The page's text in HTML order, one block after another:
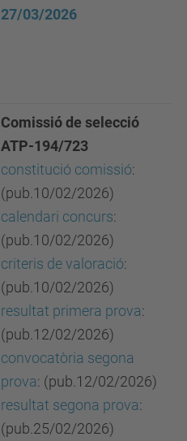
27/03/2026
Comissió de selecció
ATP-194/723
constitució comissió:
(pub.10/02/2026)
calendari concurs:
(pub.10/02/2026)
criteris de valoració:
(pub.10/02/2026)
resultat primera prova:
(pub.12/02/2026)
convocatòria segona
prova: (pub.12/02/2026)
resultat segona prova:
(pub.25/02/2026)